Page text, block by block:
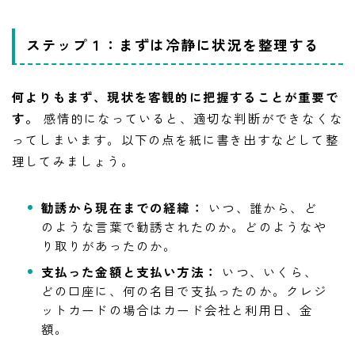
ステップ１：まずは冷静に状況を整理する
何よりもまず、現状を客観的に把握することが重要で
す。
感情的になっていると、適切な判断ができなくな
ってしまいます。以下の点を紙に書き出すなどして整
理してみましょう。
勧誘から現在までの経緯：
いつ、誰から、ど
のような言葉で勧誘されたのか。どのようなや
り取りがあったのか。
支払った金額と支払い方法：
いつ、いくら、
どの口座に、何の名目で支払ったのか。クレジ
ットカードの場合はカード会社と利用日、金
額。